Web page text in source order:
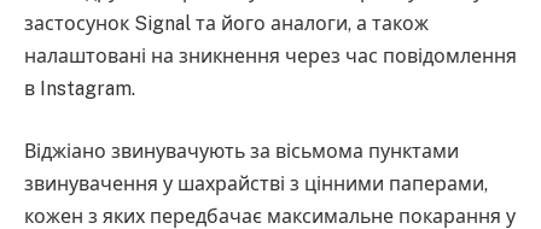
застосунок Signal та його аналоги, а також
налаштовані на зникнення через час повідомлення
в Instagram.
Віджіано звинувачують за вісьмома пунктами
звинувачення у шахрайстві з цінними паперами,
кожен з яких передбачає максимальне покарання у